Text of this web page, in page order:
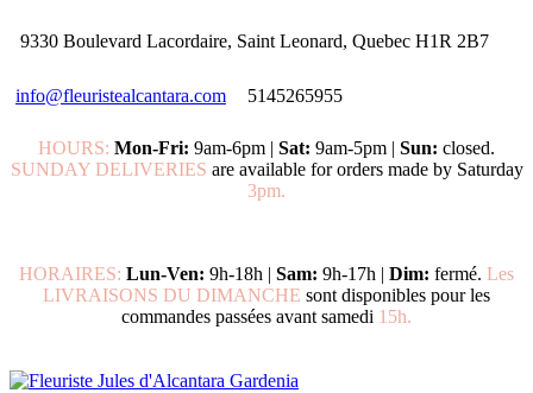
9330 Boulevard Lacordaire, Saint Leonard, Quebec H1R 2B7
info@fleuristealcantara.com 5145265955
HOURS: Mon-Fri: 9am-6pm | Sat: 9am-5pm | Sun: closed.
SUNDAY DELIVERIES are available for orders made by Saturday
3pm.
HORAIRES: Lun-Ven: 9h-18h | Sam: 9h-17h | Dim: fermé. Les
LIVRAISONS DU DIMANCHE sont disponibles pour les
commandes passées avant samedi 15h.